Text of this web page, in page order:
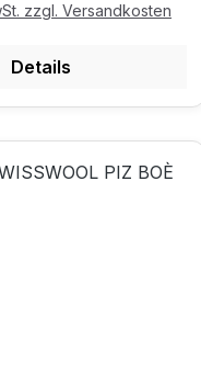
zzgl. Versandkosten
Details